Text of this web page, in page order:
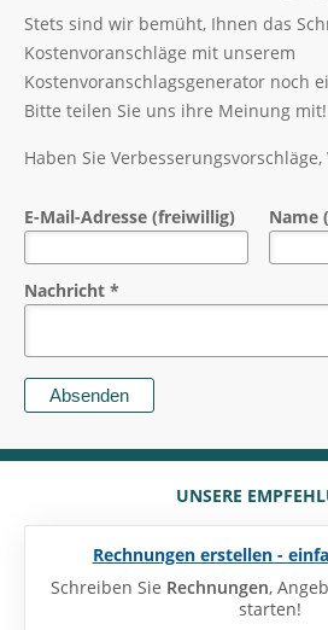
Stets sind wir bemüht, Ihnen das
Kostenvoranschläge mit unserem
Kostenvoranschlagsgenerator noch
Bitte teilen Sie uns ihre Meinung mit!
Haben Sie
E-Mail-Adresse (freiwillig) Name
Nachricht *
UNSERE
Rechnungen erstellen -
Schreiben Sie Rechnungen,
starten!